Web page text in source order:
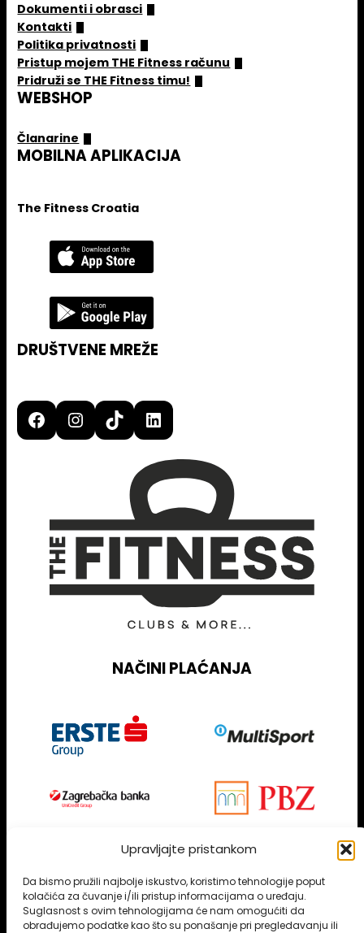
Upravljajte pristankom
Da bismo pružili najbolje iskustvo, koristimo tehnologije poput
kolačića za čuvanje i/ili pristup informacijama o uređaju.
Suglasnost s ovim tehnologijama će nam omogućiti da
obrađujemo podatke kao što su ponašanje pri pregledavanju ili
Dokumenti i obrasci
Kontakti
Politika privatnosti
Pristup mojem THE Fitness računu
Pridruži se THE Fitness timu!
WEBSHOP
Članarine
MOBILNA APLIKACIJA
The Fitness Croatia
DRUŠTVENE MREŽE
Facebook Instagram TikTok LinkedIn
NAČINI PLAĆANJA
NEWSLETTER